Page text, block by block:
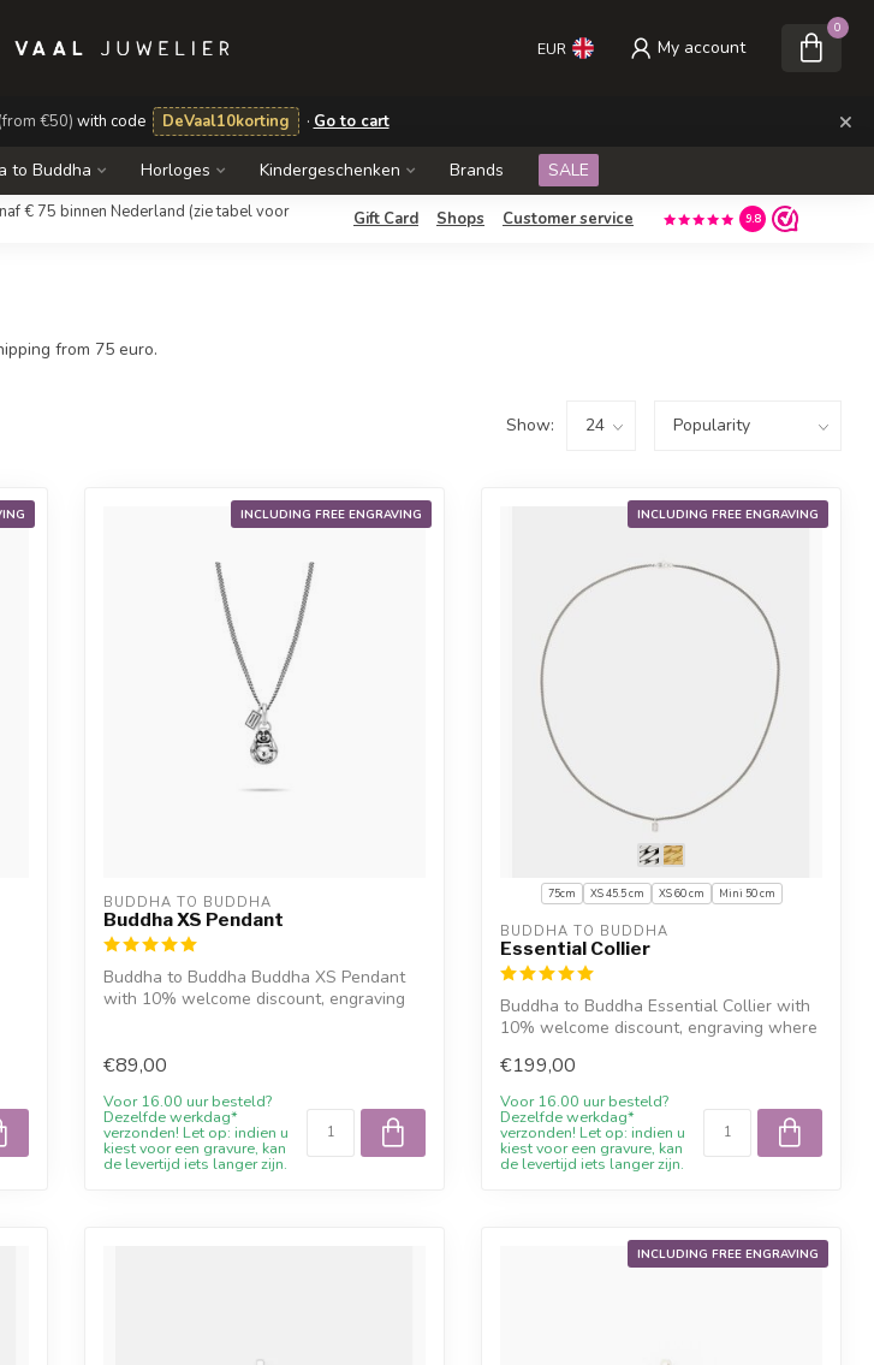
(from €50) with code DeVaal10korting · Go to cart ×
EUR My account
0
to Buddha Horloges Kindergeschenken Brands SALE
€ 75 binnen Nederland (zie tabel voor Gift Card Shops Customer service 9.8
from 75 euro.
Show:
INCLUDING FREE ENGRAVING
BUDDHA TO BUDDHA
Buddha XS Pendant
Buddha to Buddha Buddha XS Pendant
with 10% welcome discount, engraving
€89,00
Voor 16.00 uur besteld?
Dezelfde werkdag*
verzonden! Let op: indien u
kiest voor een gravure, kan
de levertijd iets langer zijn.
INCLUDING FREE ENGRAVING
75cm XS 45.5 cm XS 60 cm Mini 50 cm
BUDDHA TO BUDDHA
Essential Collier
Buddha to Buddha Essential Collier with
10% welcome discount, engraving where
€199,00
Voor 16.00 uur besteld?
Dezelfde werkdag*
verzonden! Let op: indien u
kiest voor een gravure, kan
de levertijd iets langer zijn.
INCLUDING FREE ENGRAVING